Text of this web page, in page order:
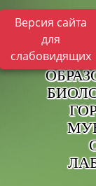
Версия сайта
для
слабовидящих